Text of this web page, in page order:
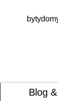
Blog